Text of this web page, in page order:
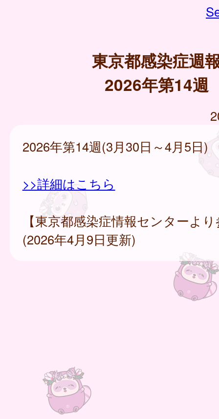
東京都感染症週
2026年第14週
2026年第14週(3月30日～4月5日)
>>詳細はこちら
【東京都感染症情報センターよ
(2026年4月9日更新)